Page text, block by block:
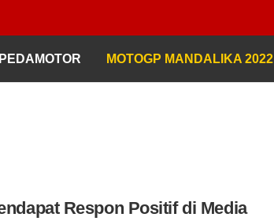
MOTOGP MANDALIKA 2022
Respon Positif di Media